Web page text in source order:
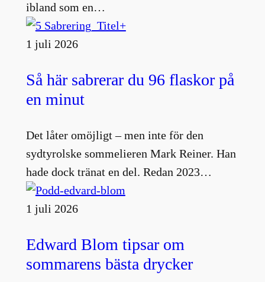
ibland som en…
1 juli 2026
Så här sabrerar du 96 flaskor på
en minut
Det låter omöjligt – men inte för den
sydtyrolske sommelieren Mark Reiner. Han
hade dock tränat en del. Redan 2023…
1 juli 2026
Edward Blom tipsar om
sommarens bästa drycker